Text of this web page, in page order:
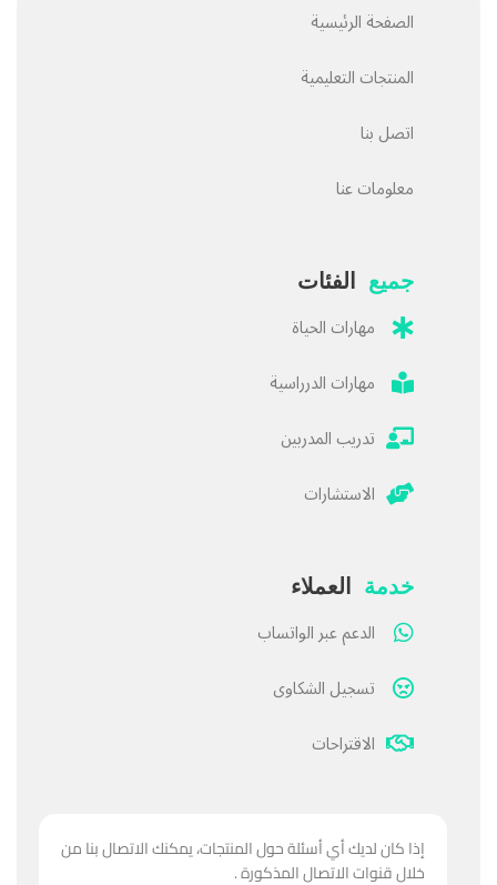
الصفحة الرئيسية
المنتجات التعليمية
اتصل بنا
معلومات عنا
جميع الفئات
مهارات الحياة
مهارات الدرراسية
تدريب المدربين
الاستشارات
خدمة العملاء
الدعم عبر الواتساب
تسجيل الشكاوى
الاقتراحات
إذا كان لديك أي أسئلة حول المنتجات، يمكنك الاتصال بنا من
خلال قنوات الاتصال المذكورة .